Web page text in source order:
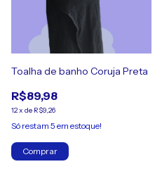
Toalha de banho Coruja Preta
R$89,98
12x de R$9,26
Só restam 5 em estoque!
Comprar